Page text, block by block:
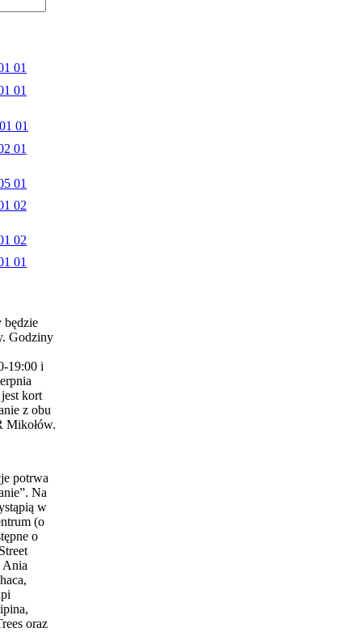
będzie
Godziny
19:00 i
kort
z obu
Mikołów.
potrwa
Na
w
(o
o
Ania
oraz